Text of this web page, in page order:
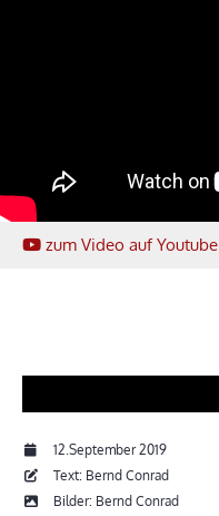
zum Video auf Youtube
12.September 2019
Text: Bernd Conrad
Bilder: Bernd Conrad